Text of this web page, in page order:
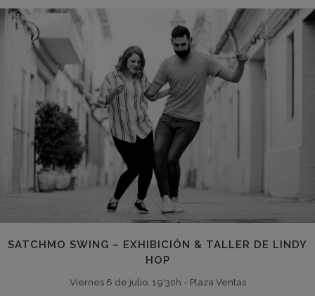
SATCHMO SWING – EXHIBICIÓN & TALLER DE LINDY
HOP
Viernes 6 de julio. 19'30h - Plaza Ventas